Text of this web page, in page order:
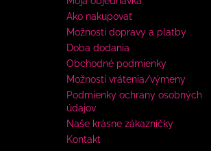
Ako nakupovať
Možnosti dopravy a platby
Doba dodania
Obchodné podmienky
Možnosti vrátenia/výmeny
Podmienky ochrany osobných
údajov
Naše krásne zákazníčky
Kontakt